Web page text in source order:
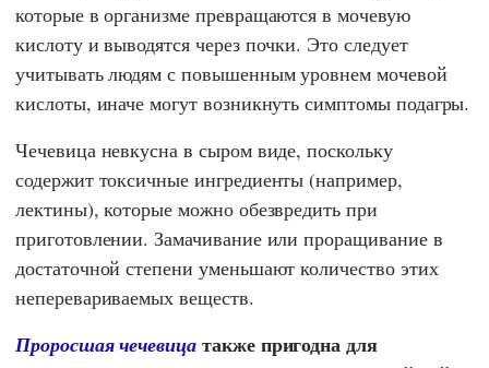
которые в организме превращаются в мочевую
кислоту и выводятся через почки. Это следует
учитывать людям с повышенным уровнем мочевой
кислоты, иначе могут возникнуть симптомы подагры.
Чечевица невкусна в сыром виде, поскольку
содержит токсичные ингредиенты (например,
лектины), которые можно обезвредить при
приготовлении. Замачивание или проращивание в
достаточной степени уменьшают количество этих
неперевариваемых веществ.
Проросшая чечевица также пригодна для